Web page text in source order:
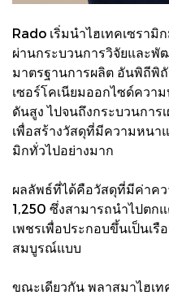
Rado เริ่มนำไฮเทคเซรา
ผ่านกระบวนการวิจัยและพั
มาตรฐานการผลิต อันพิถีพิ
เซอร์โคเนียมออกไซด์ควา
ดันสูง ไปจนถึงกระบวนกา
เพื่อสร้างวัสดุที่มีความหนา
มิกทั่วไปอย่างมาก
ผลลัพธ์ที่ได้คือวัสดุที่มีค่าคว
1,250 ซึ่งสามารถนำไปตก
เพชรเพื่อประกอบขึ้นเป็นเรื
สมบูรณ์แบบ
ขณะเดียวกัน พลาสมาไฮเท